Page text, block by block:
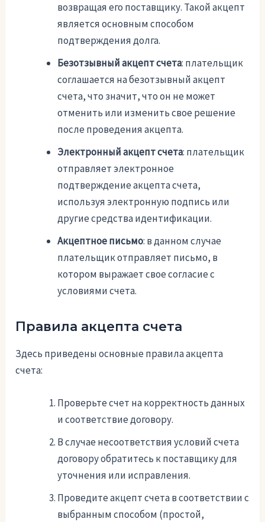
возвращая его поставщику. Такой акцепт
является основным способом
подтверждения долга.
Безотзывный акцепт счета: плательщик
соглашается на безотзывный акцепт
счета, что значит, что он не может
отменить или изменить свое решение
после проведения акцепта.
Электронный акцепт счета: плательщик
отправляет электронное
подтверждение акцепта счета,
используя электронную подпись или
другие средства идентификации.
Акцептное письмо: в данном случае
плательщик отправляет письмо, в
котором выражает свое согласие с
условиями счета.
Правила акцепта счета
Здесь приведены основные правила акцепта
счета:
Проверьте счет на корректность данных
и соответствие договору.
В случае несоответствия условий счета
договору обратитесь к поставщику для
уточнения или исправления.
Проведите акцепт счета в соответствии с
выбранным способом (простой,